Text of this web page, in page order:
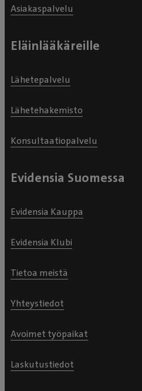
Asiakaspalvelu
Eläinlääkäreille
Lähetepalvelu
Lähetehakemisto
Konsultaatiopalvelu
Evidensia Suomessa
Evidensia Kauppa
Evidensia Klubi
Tietoa meistä
Yhteystiedot
Avoimet työpaikat
Laskutustiedot